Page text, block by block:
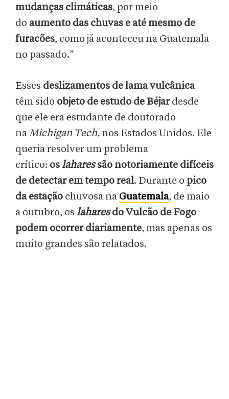
mudanças climáticas, por meio
do aumento das chuvas e até mesmo de
furacões, como já aconteceu na Guatemala
no passado.”
Esses deslizamentos de lama vulcânica
têm sido objeto de estudo de Béjardesde
que ele era estudante de doutorado
naMichigan Tech, nos Estados Unidos. Ele
queria resolver um problema
crítico: oslaharessão notoriamente difíceis
de detectar em tempo real. Durante o pico
da estação chuvosa na Guatemala, de maio
a outubro, os laharesdo Vulcão de Fogo
podem ocorrer diariamente, mas apenas os
muito grandes são relatados.